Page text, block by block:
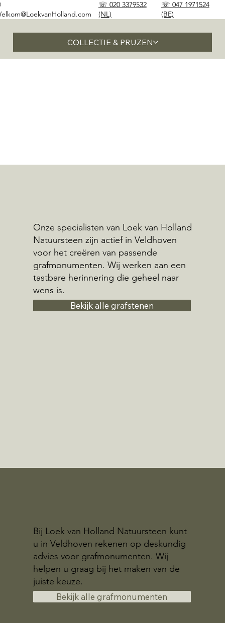
COLLECTIE & PRIJZEN
☏ 020 3379532
(NL)
☏ 047 1971524
(BE)
Onze specialisten van Loek van Holland
Natuursteen zijn actief in Veldhoven
voor het creëren van passende
grafmonumenten. Wij werken aan een
tastbare herinnering die geheel naar
wens is.
Bekijk alle grafstenen
Bij Loek van Holland Natuursteen kunt
u in Veldhoven rekenen op deskundig
advies voor grafmonumenten. Wij
helpen u graag bij het maken van de
juiste keuze.
Bekijk alle grafmonumenten